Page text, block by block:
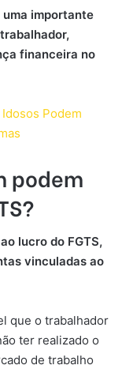
uma importante
financeira no
Podem
podem
lucro do FGTS,
vinculadas ao
que o trabalhador
ter realizado o
de trabalho